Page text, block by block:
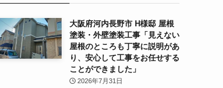
大阪府河内長野市 H様邸 屋根
塗装・外壁塗装工事「見えない
屋根のところも丁寧に説明があ
り、安心して工事をお任せする
ことができました」
2026年7月31日